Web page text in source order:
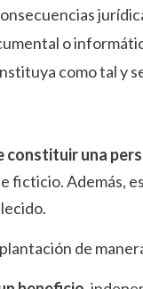
o
como tal y
una
ficticio. Además,
de